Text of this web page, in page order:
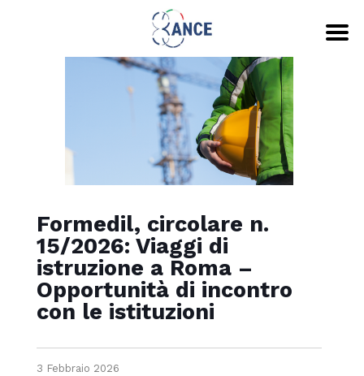
Formedil, circolare n.
15/2026: Viaggi di
istruzione a Roma –
Opportunità di incontro
con le istituzioni
3 Febbraio 2026